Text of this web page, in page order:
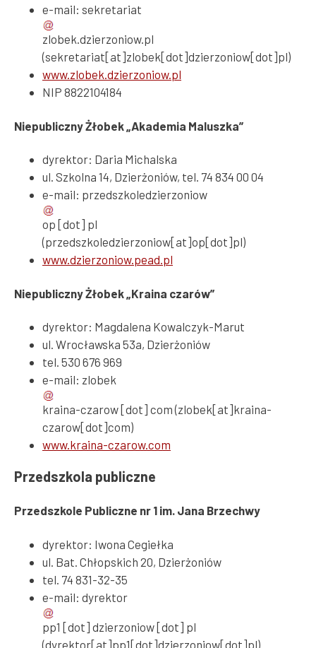
e-mail: sekretariat
zlobek.dzierzoniow.pl
(sekretariat[at]zlobek[dot]dzierzoniow[dot]pl)
www.zlobek.dzierzoniow.pl
NIP 8822104184
Niepubliczny Żłobek „Akademia Maluszka”
dyrektor: Daria Michalska
ul. Szkolna 14, Dzierżoniów, tel. 74 834 00 04
e-mail: przedszkoledzierzoniow
op [dot] pl
(przedszkoledzierzoniow[at]op[dot]pl)
www.dzierzoniow.pead.pl
Niepubliczny Żłobek „Kraina czarów”
dyrektor: Magdalena Kowalczyk-Marut
ul. Wrocławska 53a, Dzierżoniów
tel. 530 676 969
e-mail: zlobek
kraina-czarow [dot] com(zlobek[at]kraina-
czarow[dot]com)
www.kraina-czarow.com
Przedszkola publiczne
Przedszkole Publiczne nr 1 im. Jana Brzechwy
dyrektor: Iwona Cegiełka
ul. Bat. Chłopskich 20, Dzierżoniów
tel. 74 831-32-35
e-mail: dyrektor
pp1 [dot] dzierzoniow[dot] pl
(dyrektor[at]pp1[dot]dzierzoniow[dot]pl)